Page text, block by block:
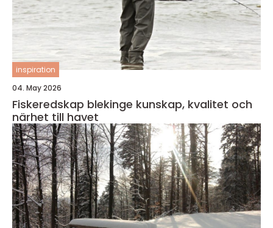
inspiration
04. May 2026
Fiskeredskap blekinge kunskap, kvalitet och
närhet till havet